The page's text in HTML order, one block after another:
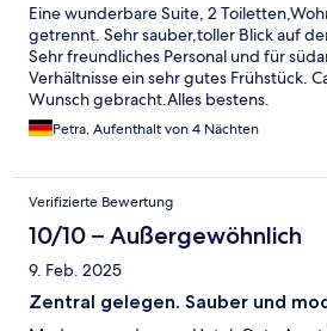
Eine wunderbare Suite, 2
getrennt. Sehr sauber,toller Blick auf
Sehr freundliches Personal und für
Verhältnisse ein sehr gutes Frühstück.
Wunsch gebracht.Alles bestens.
Petra, Aufenthalt von 4 Nächten
Verifizierte Bewertung
10/10 – Außergewöhnlich
9. Feb. 2025
Zentral gelegen. Sauber und